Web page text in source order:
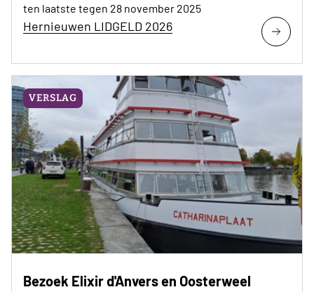
ten laatste tegen 28 november 2025
Hernieuwen LIDGELD 2026
VERSLAG
Bezoek Elixir d'Anvers en Oosterweel